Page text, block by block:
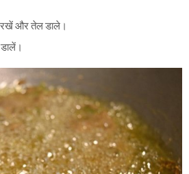
और तेल डाले।